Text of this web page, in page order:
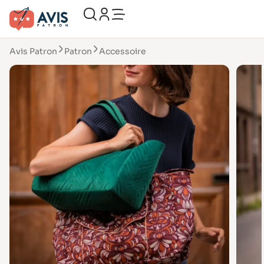
Avis Patron Patron Accessoire